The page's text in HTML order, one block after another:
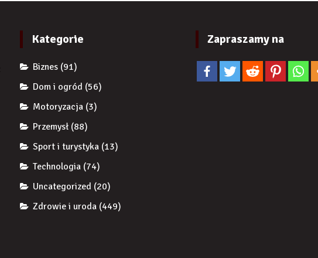
Kategorie
Biznes (91)
Dom i ogród (56)
Motoryzacja (3)
Przemysł (88)
Sport i turystyka (13)
Technologia (74)
Uncategorized (20)
Zdrowie i uroda (449)
Zapraszamy na